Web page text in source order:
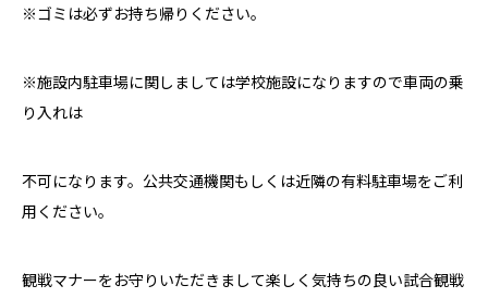
※ゴミは必ずお持ち帰りください。
※施設内駐車場に関しましては学校施設になりますので車両の乗
り入れは
不可になります。公共交通機関もしくは近隣の有料駐車場をご利
用ください。
観戦マナーをお守りいただきまして楽しく気持ちの良い試合観戦